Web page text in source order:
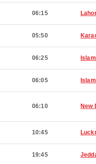
06:15
05:50
06:25
06:05
06:10 New
10:45
19:45